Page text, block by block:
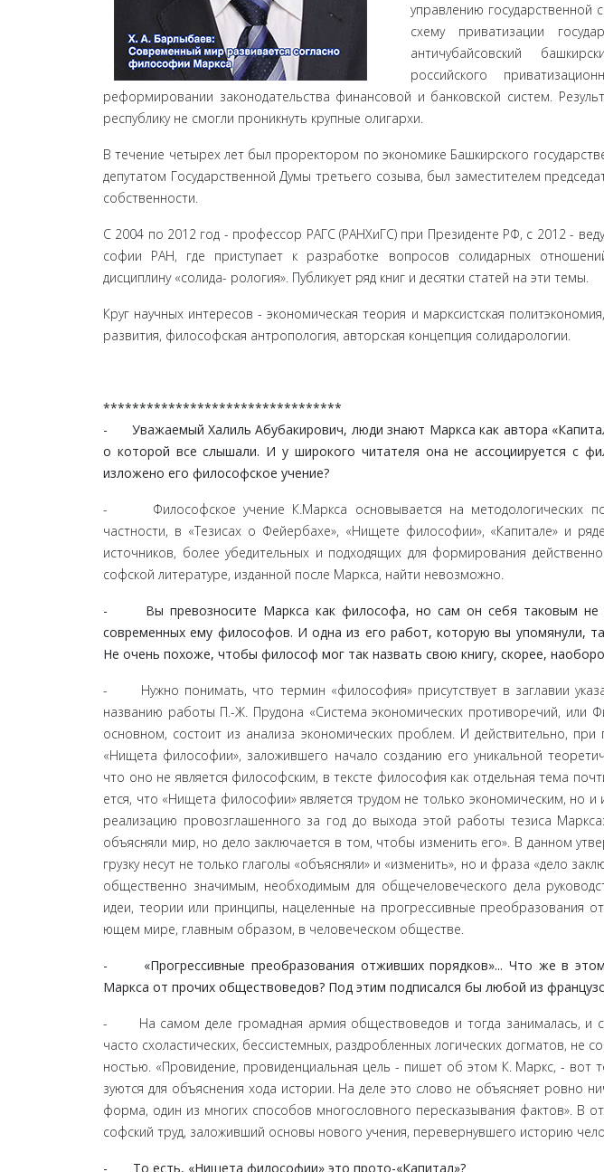
управлению государственной
схему приватизации
античубайсовский
российского
реформировании законодательства финансовой и банковской систем.
республику не смогли проникнуть крупные олигархи.
В течение четырех лет был проректором по экономике Башкирского
депута­том Государственной Думы третьего созыва, был заместителем
собственности.
С 2004 по 2012 год - профессор РАГС (РАНХиГС) при Президенте РФ, с 2012 -
софии РАН, где приступает к разработке вопросов солидарных
дисциплину «солида- рология». Публикует ряд книг и десятки статей на эти темы.
Круг научных интересов - экономическая теория и марксистская
раз­вития, философская антропология, авторская концепция солидарологии.
*********************************
- Уважаемый Халиль Абубакирович, люди знают Маркса как автора
о которой все слышали. И у широкого чи­тателя она не ассоциируется с
изложено его философское учение?
- Философское учение К.Маркса основывается на ме­тодологических
частности, в «Тезисах о Фейербахе», «Нищете философии», «Капитале» и
источников, более убедительных и подходящих для форми­рования
софской литературе, изданной после Маркса, найти невоз­можно.
- Вы превозносите Маркса как философа, но сам он себя таковым не
современных ему философов. И одна из его работ, кото­рую вы упомянули,
Не очень похоже, чтобы философ мог так назвать свою книгу, скорее,
- Нужно понимать, что термин «философия» присут­ствует в заглавии
названию работы П.-Ж. Прудона «Система экономических противоречий, или
основном, состоит из анализа экономических проблем. И действительно,
«Нищета философии», заложившего начало созданию его уникальной
что оно не является философским, в тексте философия как отдельная тема
ется, что «Нищета философии» является трудом не только экономическим, но
реализацию провозглашенного за год до выхода этой ра­боты тезиса
объясняли мир, но дело заключается в том, чтобы изменить его». В данном
грузку несут не только глаголы «объясняли» и «изменить», но и фраза «дело
общественно значимым, необходимым для общечеловече­ского дела
идеи, теории или принципы, нацеленные на прогрессивные преобразования
ющем мире, главным образом, в человеческом обществе.
- «Прогрессивные преобразования отживших поряд­ков»... Что же в этом
Маркса от прочих обществоведов? Под этим подписал­ся бы любой из
- На самом деле громадная армия обществоведов и тог­да занималась, и
часто схоластических, бессистемных, раздробленных логиче­ских догматов, не
ностью. «Провидение, провиденциальная цель - пишет об этом К. Маркс, -
зуются для объяснения хода истории. На деле это слово не объясняет ровно
форма, один из многих способов многословного пересказы­вания фактов». В
софский труд, заложивший основы нового учения, перевер­нувшего историю
- То есть, «Нищета философии» это прото-«Капитал»?